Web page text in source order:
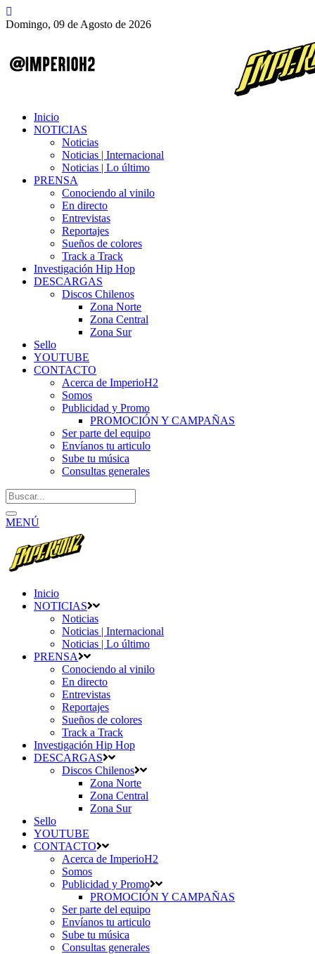
Domingo, 09 de Agosto de 2026
Inicio
NOTICIAS
Noticias
Noticias | Internacional
Noticias | Lo último
PRENSA
Conociendo al vinilo
En directo
Entrevistas
Reportajes
Sueños de colores
Track a Track
Investigación Hip Hop
DESCARGAS
Discos Chilenos
Zona Norte
Zona Central
Zona Sur
Sello
YOUTUBE
CONTACTO
Acerca de ImperioH2
Somos
Publicidad y Promo
PROMOCIÓN Y CAMPAÑAS
Ser parte del equipo
Envíanos tu articulo
Sube tu música
Consultas generales
MENÚ
Inicio
NOTICIAS
Noticias
Noticias | Internacional
Noticias | Lo último
PRENSA
Conociendo al vinilo
En directo
Entrevistas
Reportajes
Sueños de colores
Track a Track
Investigación Hip Hop
DESCARGAS
Discos Chilenos
Zona Norte
Zona Central
Zona Sur
Sello
YOUTUBE
CONTACTO
Acerca de ImperioH2
Somos
Publicidad y Promo
PROMOCIÓN Y CAMPAÑAS
Ser parte del equipo
Envíanos tu articulo
Sube tu música
Consultas generales